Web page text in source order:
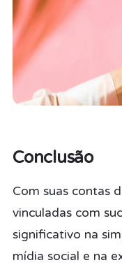
Conclusão
Com suas contas
vinculadas com
significativo na
mídia social e na